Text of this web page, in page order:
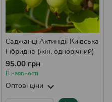
Саджанці Актинідії Київська
Гібридна (жін, однорічний)
95.00 грн
В наявності
Оптові ціни